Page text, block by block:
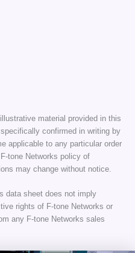
material provided in this
confirmed in writing by
applicable to any particular order
tone Networks policy of
may change without notice.
data sheet does not imply
rights of F-tone Networks or
any F-tone Networks sales